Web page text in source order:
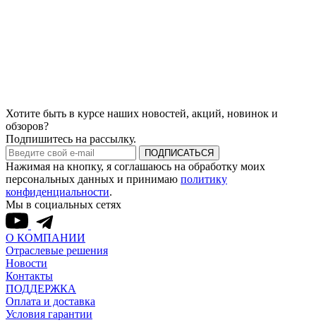
Хотите быть в курсе наших новостей, акций, новинок и
обзоров?
Подпишитесь на рассылку.
ПОДПИСАТЬСЯ
Нажимая на кнопку, я соглашаюсь на обработку моих
персональных данных и принимаю политику
конфиденциальности.
Мы в социальных сетях
О КОМПАНИИ
Отраслевые решения
Новости
Контакты
ПОДДЕРЖКА
Оплата и доставка
Условия гарантии